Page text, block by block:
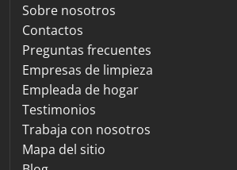
Sobre nosotros
Contactos
Preguntas frecuentes
Empresas de limpieza
Empleada de hogar
Testimonios
Trabaja con nosotros
Mapa del sitio